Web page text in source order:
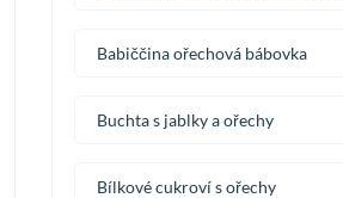
Babiččina ořechová bábovka
Buchta s jablky a ořechy
Bílkové cukroví s ořechy